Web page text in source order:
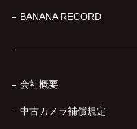
BANANA RECORD
会社概要
中古カメラ補償規定